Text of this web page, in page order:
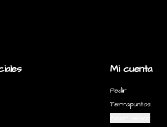
Mi cuenta
Pedir
Terrapuntos